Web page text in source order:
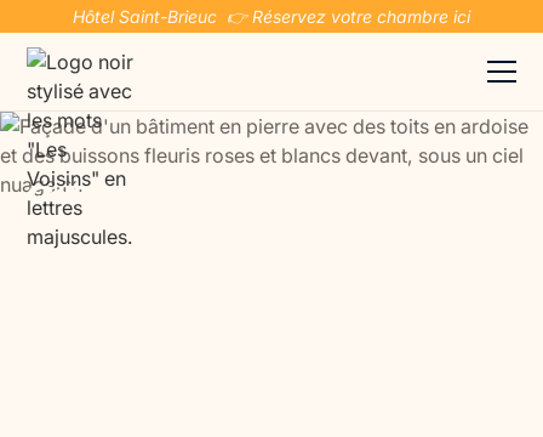
Hôtel Saint-Brieuc 👉 Réservez votre chambre ici
Gîte adapté aux seniors à
Saint-Brieuc